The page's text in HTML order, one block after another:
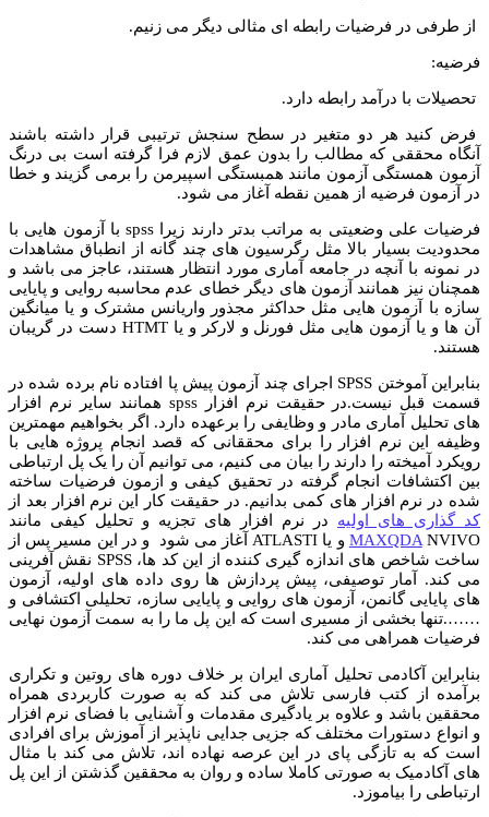
از طرفی در فرضیات رابطه ای مثالی دیگر می زنیم.
فرضیه:
تحصیلات با درآمد رابطه دارد.
فرض کنید هر دو متغیر در سطح سنجش ترتیبی قرار داشته باشند
آنگاه محققی که مطالب را بدون عمق لازم فرا گرفته است بی درنگ
آزمون همستگی آزمون مانند همبستگی اسپیرمن را برمی گزیند و خطا
در آزمون فرضیه از همین نقطه آغاز می شود.
فرضیات علی وضعیتی به مراتب بدتر دارند زیرا spss با آزمون هایی با
محدودیت بسیار بالا مثل رگرسیون های چند گانه از انطباق مشاهدات
در نمونه با آنچه در جامعه آماری مورد انتظار هستند، عاجز می باشد و
همچنان نیز همانند آزمون های دیگر خطای عدم محاسبه روایی و پایایی
سازه با آزمون هایی مثل حداکثر مجذور واریانس مشترک و یا میانگین
آن ها و یا آزمون هایی مثل فورنل و لارکر و یا HTMT دست در گریبان
هستند.
بنابراین آموختن SPSS اجرای چند آزمون پیش پا افتاده نام برده شده در
قسمت قبل نیست.در حقیقت نرم افزار spss همانند سایر نرم افزار
های تحلیل آماری مادر و وظایفی را برعهده دارد. اگر بخواهیم مهمترین
وظیفه این نرم افزار را برای محققانی که قصد انجام پروژه هایی با
رویکرد آمیخته را دارند را بیان می کنیم، می توانیم آن را یک پل ارتباطی
بین اکتشافات انجام گرفته در تحقیق کیفی و ازمون فرضیات ساخته
شده در نرم افزار های کمی بدانیم. در حقیقت کار این نرم افزار بعد از
کد گذاری های اولیه در نرم افزار های تجزیه و تحلیل کیفی مانند
MAXQDA
NVIVO و یا ATLASTI آغاز می شود و در این مسیر پس از
ساخت شاخص های اندازه گیری کننده از این کد ها، SPSS نقش آفرینی
می کند. آمار توصیفی، پیش پردازش ها روی داده های اولیه، آزمون
های پایایی گانمن، آزمون های روایی و پایایی سازه، تحلیلی اکتشافی و
…….تنها بخشی از مسیری است که این پل ما را به سمت آزمون نهایی
فرضیات همراهی می کند.
بنابراین آکادمی تحلیل آماری ایران بر خلاف دوره های روتین و تکراری
برآمده از کتب فارسی تلاش می کند که به صورت کاربردی همراه
محققین باشد و علاوه بر یادگیری مقدمات و آشنایی با فضای نرم افزار
و انواع دستورات مختلف که جزیی جدایی ناپذیر از آموزش برای افرادی
است که به تازگی پای در این عرصه نهاده اند، تلاش می کند با مثال
های آکادمیک به صورتی کاملا ساده و روان به محققین گذشتن از این پل
ارتباطی را بیاموزد.